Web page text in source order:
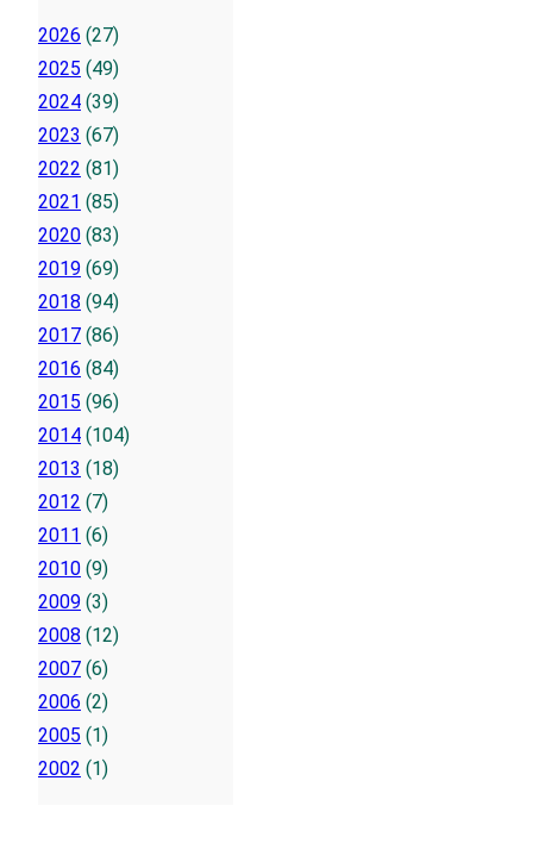
2026 (27)
2025 (49)
2024 (39)
2023 (67)
2022 (81)
2021 (85)
2020 (83)
2019 (69)
2018 (94)
2017 (86)
2016 (84)
2015 (96)
2014 (104)
2013 (18)
2012 (7)
2011 (6)
2010 (9)
2009 (3)
2008 (12)
2007 (6)
2006 (2)
2005 (1)
2002 (1)